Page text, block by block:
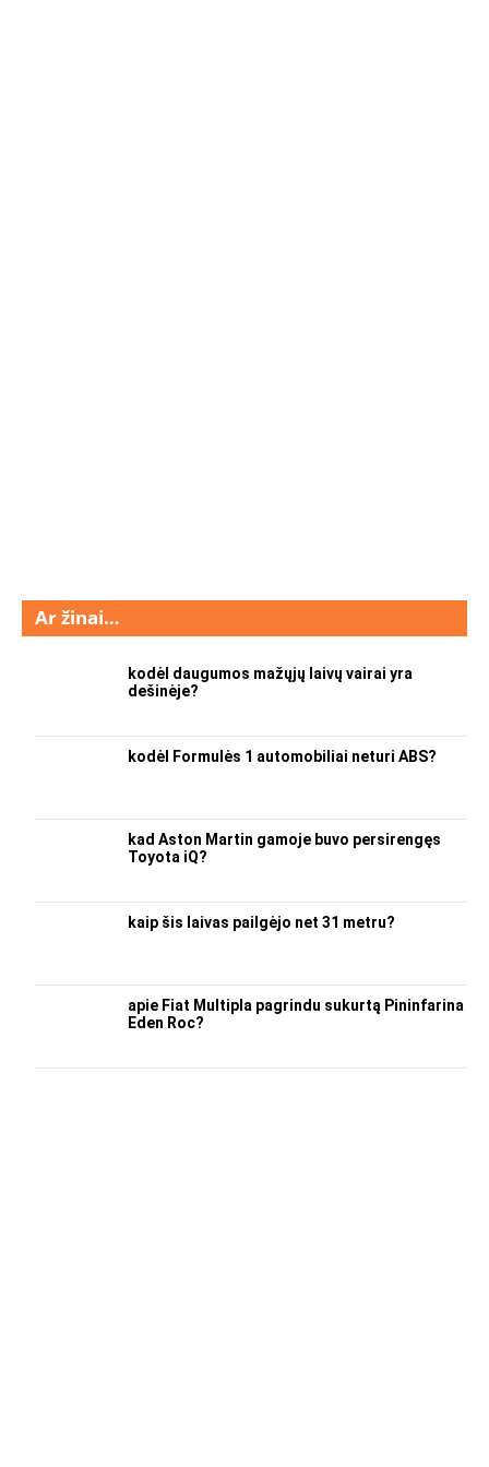
Ar žinai…
kodėl daugumos mažųjų laivų vairai yra
dešinėje?
kodėl Formulės 1 automobiliai neturi ABS?
kad Aston Martin gamoje buvo persirengęs
Toyota iQ?
kaip šis laivas pailgėjo net 31 metru?
apie Fiat Multipla pagrindu sukurtą Pininfarina
Eden Roc?